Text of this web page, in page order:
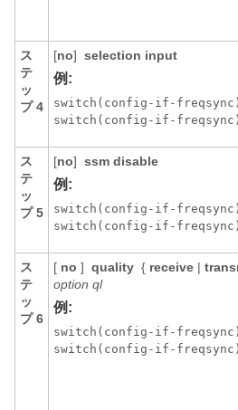
ス
テ
ッ
プ 4
[no] selection input
例:
switch(config-if-
ス
テ
ッ
プ 5
[no] ssm disable
例:
switch(config-if-
ス
テ
ッ
プ 6
[ no ] quality { receive |
option ql
例:
switch(config-if-